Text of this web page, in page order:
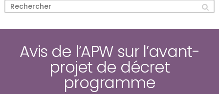
Avis de l’APW sur l’avant-
projet de décret
programme